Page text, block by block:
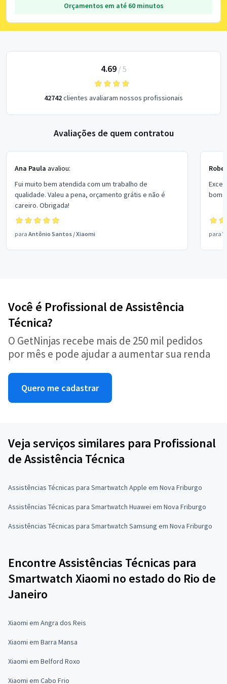
Orçamentos em até 60 minutos
4.69/ 5
42742clientes avaliaram nossos profissionais
Avaliações de quem contratou
Ana Paula avaliou:
Fui muito bem atendida com um trabalho de
qualidade. Valeu a pena, orçamento grátis e não é
careiro. Obrigada!
para Antônio Santos /Xiaomi
bom
para
Você é Profissional de Assistência
Técnica?
O GetNinjas recebe mais de 250 mil pedidos
por mês e pode ajudar a aumentar sua renda
Quero me cadastrar
Veja serviços similares para Profissional
de Assistência Técnica
Assistências Técnicas para Smartwatch Apple em Nova Friburgo
Assistências Técnicas para Smartwatch Huawei em Nova Friburgo
Assistências Técnicas para Smartwatch Samsung em Nova Friburgo
Encontre Assistências Técnicas para
Smartwatch Xiaomi no estado do Rio de
Janeiro
Xiaomi em Angra dos Reis
Xiaomi em Barra Mansa
Xiaomi em Belford Roxo
Xiaomi em Cabo Frio